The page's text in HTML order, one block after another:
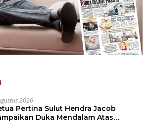
2026
Pertina Sulut Hendra Jacob
Duka Mendalam Atas